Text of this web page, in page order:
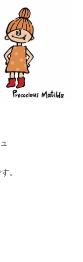
。